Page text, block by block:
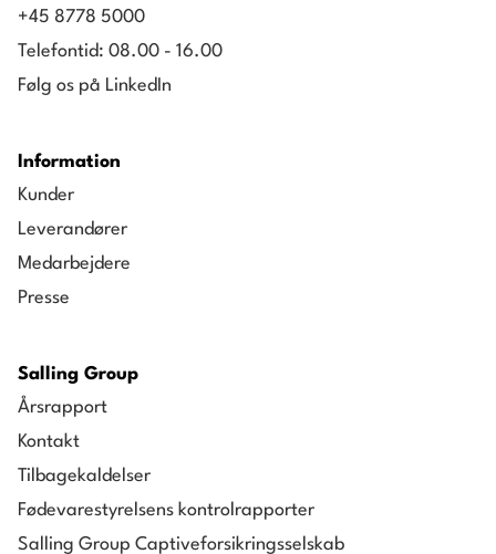
+45 8778 5000
Telefontid: 08.00 - 16.00
Følg os på LinkedIn
Information
Kunder
Leverandører
Medarbejdere
Presse
Salling Group
Årsrapport
Kontakt
Tilbagekaldelser
Fødevarestyrelsens kontrolrapporter
Salling Group Captiveforsikringsselskab